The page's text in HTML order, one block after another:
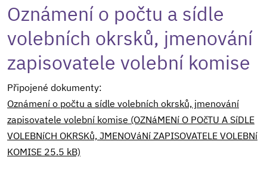
Oznámení o počtu a sídle
volebních okrsků, jmenování
zapisovatele volební komise
Připojené dokumenty:
Oznámení o počtu a sídle volebních okrsků, jmenování
zapisovatele volební komise (OZNáMENí O POčTU A SíDLE
VOLEBNíCH OKRSKů, JMENOVáNí ZAPISOVATELE VOLEBNí
KOMISE 25.5 kB)